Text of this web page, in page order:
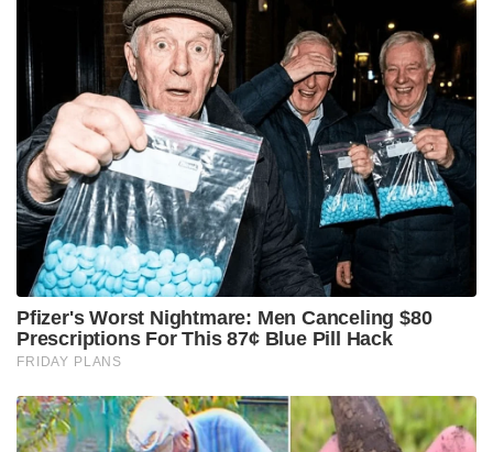
Pfizer's Worst Nightmare: Men Canceling $80
Prescriptions For This 87¢ Blue Pill Hack
FRIDAY PLANS